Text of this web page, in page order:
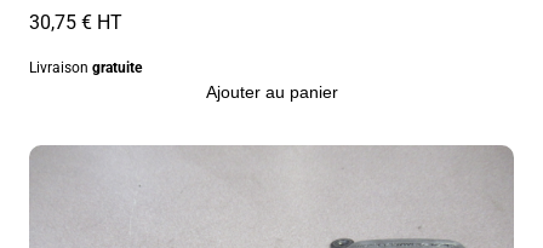
30,75 € HT
Livraison gratuite
Ajouter au panier